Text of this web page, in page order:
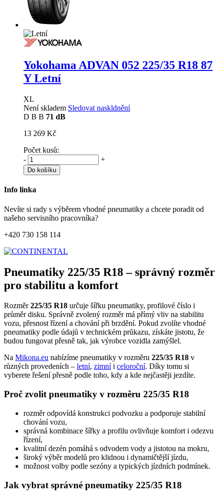
Yokohama ADVAN 052 225/35 R18 87
Y Letní
XL
Není skladem Sledovat naskldnění
D B B 71 dB
13 269 Kč
Počet kusů:
-
+
Do košíku
Info linka
Nevíte si rady s výběrem vhodné pneumatiky a chcete poradit od
našeho servisního pracovníka?
+420 730 158 114
Pneumatiky 225/35 R18 – správný rozměr
pro stabilitu a komfort
Rozměr225/35 R18 určuje šířku pneumatiky, profilové číslo i
průměr disku. Správně zvolený rozměr má přímý vliv na stabilitu
vozu, přesnost řízení a chování při brzdění. Pokud zvolíte vhodné
pneumatiky podle údajů v technickém průkazu, získáte jistotu, že
budou fungovat přesně tak, jak výrobce vozidla zamýšlel.
Na Mikona.eu nabízíme pneumatiky v rozměru 225/35 R18 v
různých provedeních – letní, zimníi celoroční. Díky tomu si
vyberete řešení přesně podle toho, kdy a kde nejčastěji jezdíte.
Proč zvolit pneumatiky v rozměru 225/35 R18
rozměr odpovídá konstrukci podvozku a podporuje stabilní
chování vozu,
správná kombinace šířky a profilu ovlivňuje komfort i odezvu
řízení,
kvalitní dezén pomáhá s odvodem vody a jistotou na mokru,
široký výběr modelů pro klidnou i dynamičtější jízdu,
možnost volby podle sezóny a typických jízdních podmínek.
Jak vybrat správné pneumatiky 225/35 R18